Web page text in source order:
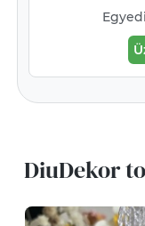
DiuDekor